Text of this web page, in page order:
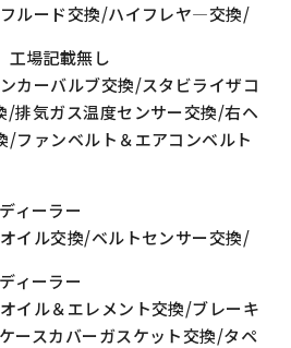
ルード交換/ハイフレヤ―交換/
場記載無し
カーバルブ交換/スタビライザコ
/排気ガス温度センサー交換/右ヘ
/ファンベルト＆エアコンベルト
ィーラー
イル交換/ベルトセンサー交換/
ィーラー
イル＆エレメント交換/ブレーキ
ースカバーガスケット交換/タペ